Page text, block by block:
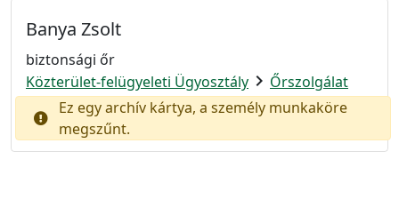
Banya Zsolt
biztonsági őr
Közterület-felügyeleti Ügyosztály chevron_right Őrszolgálat
Ez egy archív kártya, a személy munkaköre
megszűnt.